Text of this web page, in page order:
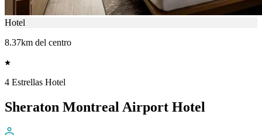
Hotel
8.37km del centro
4 Estrellas Hotel
Sheraton Montreal Airport Hotel